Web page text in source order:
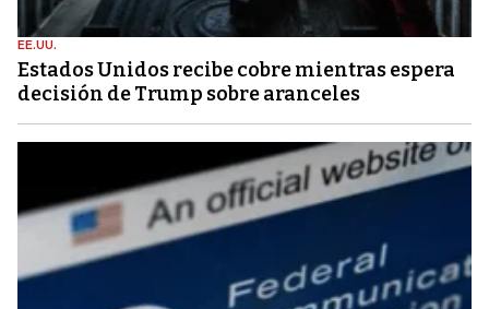
EE.UU.
Estados Unidos recibe cobre mientras espera
decisión de Trump sobre aranceles